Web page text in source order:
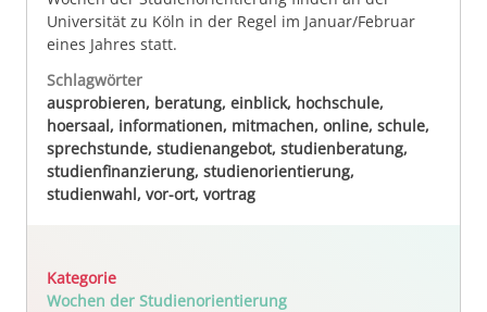
Universität zu Köln in der Regel im Januar/Februar
eines Jahres statt.
Schlagwörter
ausprobieren, beratung, einblick, hochschule,
hoersaal, informationen, mitmachen, online, schule,
sprechstunde, studienangebot, studienberatung,
studienfinanzierung, studienorientierung,
studienwahl, vor-ort, vortrag
Kategorie
Wochen der Studienorientierung